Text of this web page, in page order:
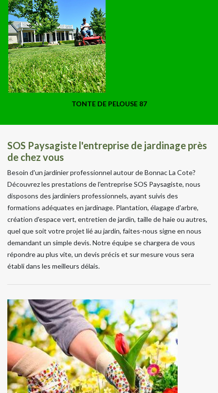
TONTE DE PELOUSE 87
SOS Paysagiste l'entreprise de jardinage près
de chez vous
Besoin d'un jardinier professionnel autour de Bonnac La Cote?
Découvrez les prestations de l'entreprise SOS Paysagiste, nous
disposons des jardiniers professionnels, ayant suivis des
formations adéquates en jardinage. Plantation, élagage d'arbre,
création d'espace vert, entretien de jardin, taille de haie ou autres,
quel que soit votre projet lié au jardin, faites-nous signe en nous
demandant un simple devis. Notre équipe se chargera de vous
répondre au plus vite, un devis précis et sur mesure vous sera
établi dans les meilleurs délais.